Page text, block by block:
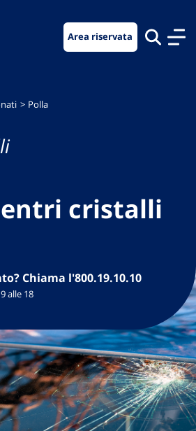
Area riservata
Polla
cristalli
Chiama l'800.19.10.10
alle 18